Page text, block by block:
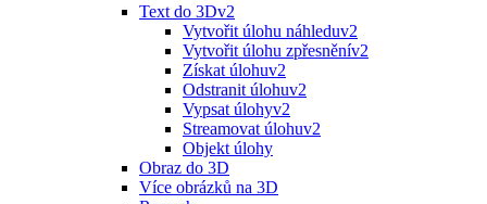
Text do 3Dv2
Vytvořit úlohu náhleduv2
Vytvořit úlohu zpřesněnív2
Získat úlohuv2
Odstranit úlohuv2
Vypsat úlohyv2
Streamovat úlohuv2
Objekt úlohy
Obraz do 3D
Více obrázků na 3D